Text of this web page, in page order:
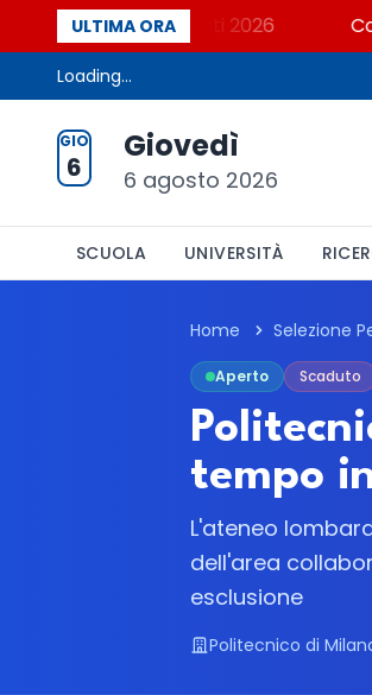
ULTIMA ORA
dicono i dati 2026
Loading...
GIO
6
Giovedì
6 agosto 2026
SCUOLA UNIVERSITÀ
Home Selezione
Aperto Scaduto
tempo
L'ateneo
dell'area
esclusione
Politecnico di